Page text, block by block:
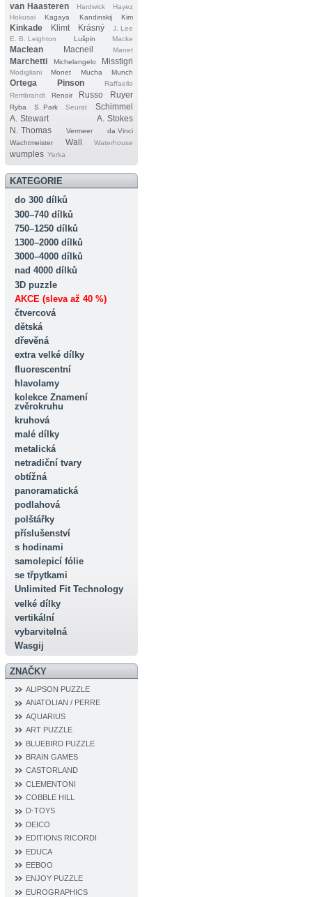
van Haasteren
Hardwick
Hayez
Hokusai
Kagaya Kandinskij Kim
Kinkade Klimt Krásný
J. Lee
E. B. Leighton
Lušpin Macke
Maclean Macneil Manet
Marchetti Michelangelo Misstigri
Modigliani Monet Mucha Munch
Ortega Pinson
Raffaello
Rembrandt
Renoir Russo Ruyer
Ryba S. Park Seurat
Schimmel
A. Stewart
A. Stokes
N. Thomas
Vermeer
da Vinci
Wachtmeister
Wall Waterhouse
wumples Yerka
KATEGORIE
do 300 dílků
300–740 dílků
750–1250 dílků
1300–2000 dílků
3000–4000 dílků
nad 4000 dílků
3D puzzle
AKCE (sleva až 40 %)
čtvercová
dětská
dřevěná
extra velké dílky
fluorescentní
hlavolamy
kolekce Znamení
zvěrokruhu
kruhová
malé dílky
metalická
netradiční tvary
obtížná
panoramatická
podlahová
polštářky
příslušenství
s hodinami
samolepicí fólie
se třpytkami
Unlimited Fit Technology
velké dílky
vertikální
vybarvitelná
Wasgij
ZNAČKY
ALIPSON PUZZLE
ANATOLIAN / PERRE
AQUARIUS
ART PUZZLE
BLUEBIRD PUZZLE
BRAIN GAMES
CASTORLAND
CLEMENTONI
COBBLE HILL
D‐TOYS
DEICO
EDITIONS RICORDI
EDUCA
EEBOO
ENJOY PUZZLE
EUROGRAPHICS